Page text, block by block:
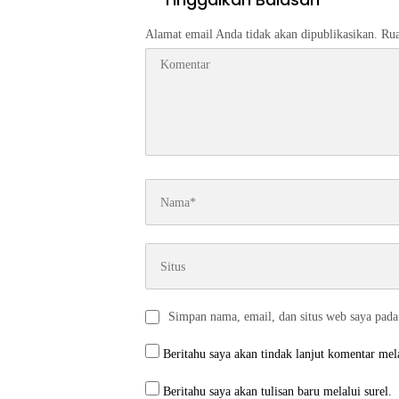
Alamat email Anda tidak akan dipublikasikan.
Simpan nama, email, dan situs web saya
Beritahu saya akan tindak lanjut komentar
Beritahu saya akan tulisan baru melalui surel.